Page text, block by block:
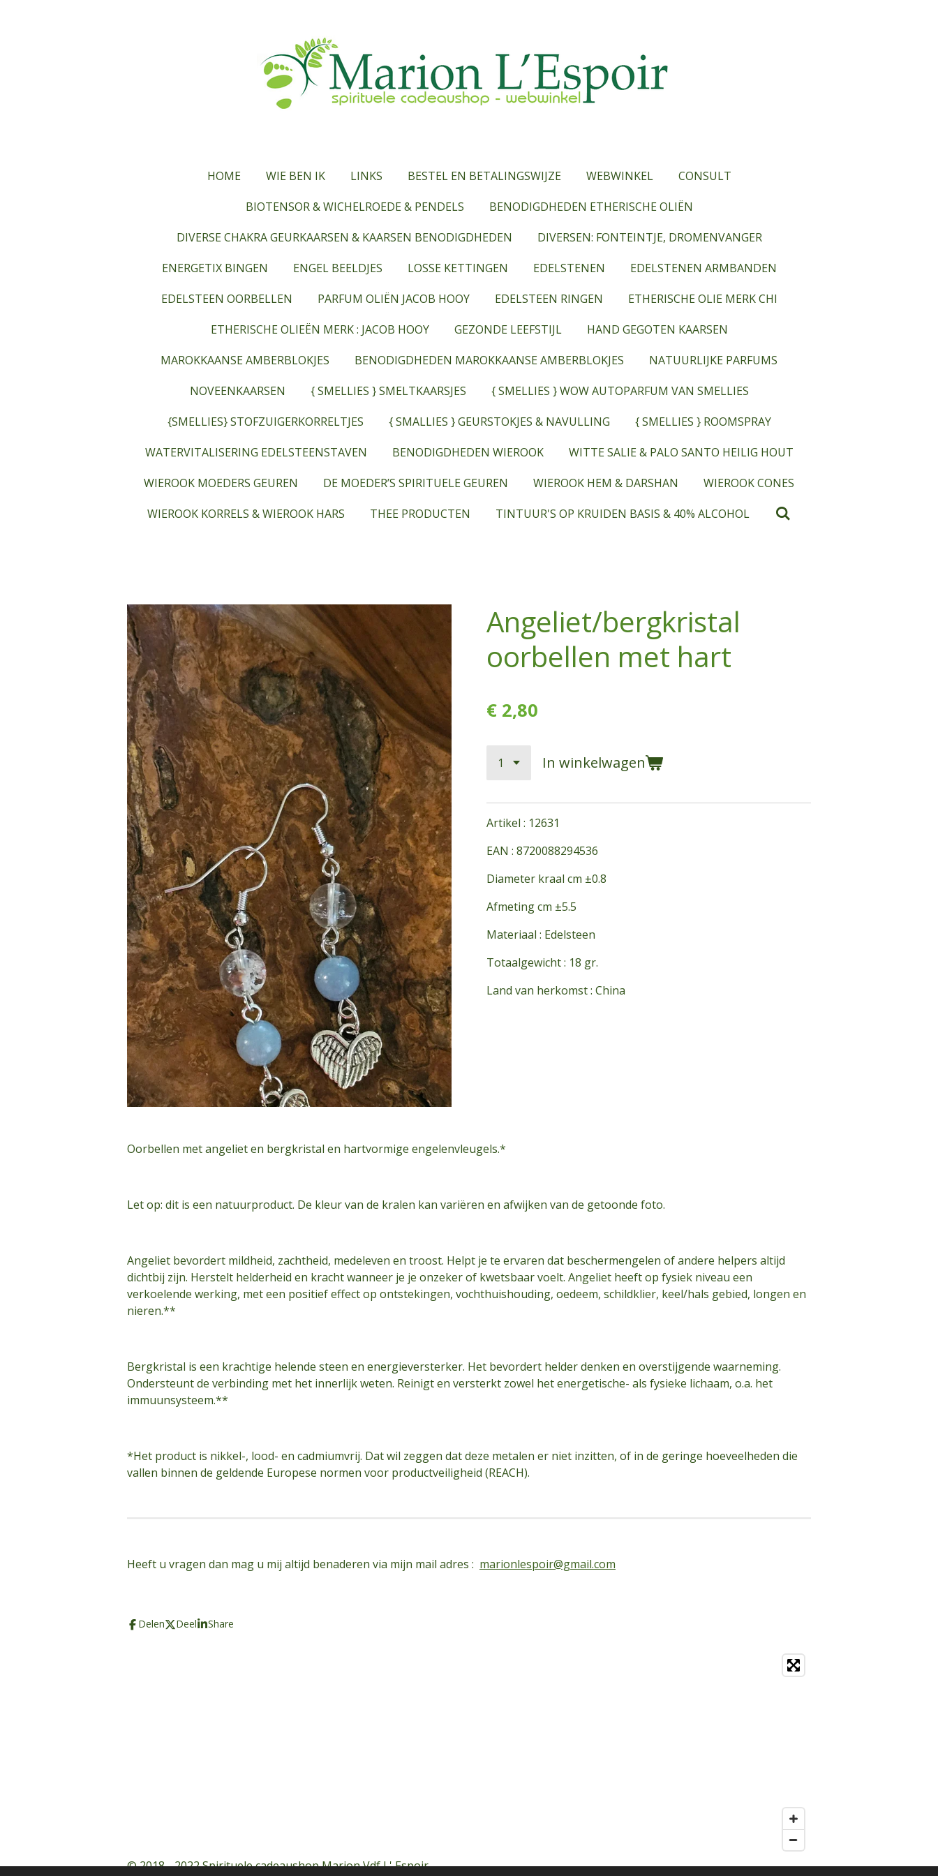
HOME WIE BEN IK LINKS BESTEL EN BETALINGSWIJZE WEBWINKEL
CONSULT
BIOTENSOR & WICHELROEDE & PENDELS
BENODIGDHEDEN ETHERISCHE OLIËN
DIVERSE CHAKRA GEURKAARSEN & KAARSEN BENODIGDHEDEN
DIVERSEN: FONTEINTJE, DROMENVANGER
ENERGETIX BINGEN
ENGEL BEELDJES LOSSE KETTINGEN EDELSTENEN
EDELSTENEN ARMBANDEN
EDELSTEEN OORBELLEN
PARFUM OLIËN JACOB HOOY EDELSTEEN RINGEN
ETHERISCHE OLIE MERK CHI
ETHERISCHE OLIEËN MERK : JACOB HOOY
GEZONDE LEEFSTIJL
HAND GEGOTEN KAARSEN
MAROKKAANSE AMBERBLOKJES
BENODIGDHEDEN MAROKKAANSE AMBERBLOKJES
NATUURLIJKE PARFUMS
NOVEENKAARSEN
{ SMELLIES } SMELTKAARSJES
{ SMELLIES } WOW AUTOPARFUM VAN SMELLIES
{SMELLIES} STOFZUIGERKORRELTJES
{ SMALLIES } GEURSTOKJES & NAVULLING
{ SMELLIES } ROOMSPRAY
WATERVITALISERING EDELSTEENSTAVEN
BENODIGDHEDEN WIEROOK
WITTE SALIE & PALO SANTO HEILIG HOUT
WIEROOK MOEDERS GEUREN
DE MOEDER’S SPIRITUELE GEUREN WIEROOK HEM & DARSHAN
WIEROOK CONES
WIEROOK KORRELS & WIEROOK HARS
THEE PRODUCTEN TINTUUR'S OP KRUIDEN BASIS & 40% ALCOHOL
Angeliet/bergkristal
oorbellen met hart
€ 2,80
In winkelwagen
Artikel : 12631
EAN : 8720088294536
Diameter kraal cm ±0.8
Afmeting cm ±5.5
Materiaal : Edelsteen
Totaalgewicht : 18 gr.
Land van herkomst : China
Oorbellen met angeliet en bergkristal en hartvormige engelenvleugels.*
Let op: dit is een natuurproduct. De kleur van de kralen kan variëren en afwijken van de getoonde foto.
Angeliet bevordert mildheid, zachtheid, medeleven en troost. Helpt je te ervaren dat beschermengelen of andere helpers altijd
dichtbij zijn. Herstelt helderheid en kracht wanneer je je onzeker of kwetsbaar voelt. Angeliet heeft op fysiek niveau een
verkoelende werking, met een positief effect op ontstekingen, vochthuishouding, oedeem, schildklier, keel/hals gebied, longen en
nieren.**
Bergkristal is een krachtige helende steen en energieversterker. Het bevordert helder denken en overstijgende waarneming.
Ondersteunt de verbinding met het innerlijk weten. Reinigt en versterkt zowel het energetische- als fysieke lichaam, o.a. het
immuunsysteem.**
*Het product is nikkel-, lood- en cadmiumvrij. Dat wil zeggen dat deze metalen er niet inzitten, of in de geringe hoeveelheden die
vallen binnen de geldende Europese normen voor productveiligheid (REACH).
Heeft u vragen dan mag u mij altijd benaderen via mijn mail adres : marionlespoir@gmail.com
Delen Deel Share
© 2018 - 2022 Spirituele cadeaushop Marion Vdf L' Espoir